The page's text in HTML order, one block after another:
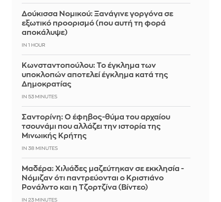
Δούκισσα Νομικού: Ξανάγινε γοργόνα σε
εξωτικό προορισμό (που αυτή τη φορά
αποκάλυψε)
IN 1 HOUR
Κωνσταντοπούλου: Το έγκλημα των
υποκλοπών αποτελεί έγκλημα κατά της
Δημοκρατίας
IN 53 MINUTES
Σαντορίνη: Ο έφηβος-θύμα του αρχαίου
τσουνάμι που αλλάζει την ιστορία της
Μινωικής Κρήτης
IN 38 MINUTES
Μαδέρα: Χιλιάδες μαζεύτηκαν σε εκκλησία -
Νόμιζαν ότι παντρεύονται ο Κριστιάνο
Ρονάλντο και η Τζορτζίνα (Βίντεο)
IN 23 MINUTES